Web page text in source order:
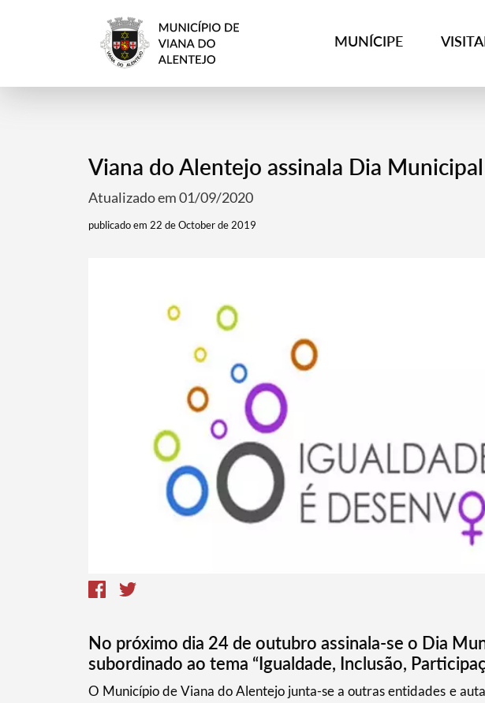
MUNÍCIPE
Categorias gerais
Viana do Alentejo assinala Dia
Atualizado em 01/09/2020
publicado em 22 de October de 2019
No próximo dia 24 de outubro assinala-se o Dia
subordinado ao tema “Igualdade, Inclusão,
​O Município de Viana do Alentejo junta-se a outras entidades e